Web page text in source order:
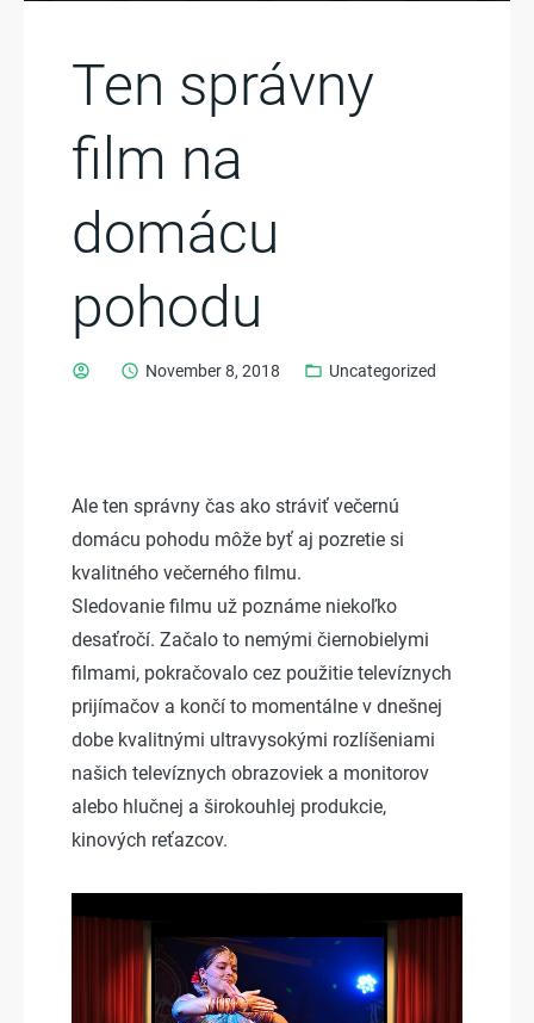
Ten správny
film na
domácu
pohodu
account_circle schedule November 8, 2018 folder_open Uncategorized
Ale ten správny čas ako stráviť večernú
domácu pohodu môže byť aj pozretie si
kvalitného večerného filmu.
Sledovanie filmu už poznáme niekoľko
desaťročí. Začalo to nemými čiernobielymi
filmami, pokračovalo cez použitie televíznych
prijímačov a končí to momentálne v dnešnej
dobe kvalitnými ultravysokými rozlíšeniami
našich televíznych obrazoviek a monitorov
alebo hlučnej a širokouhlej produkcie,
kinových reťazcov.